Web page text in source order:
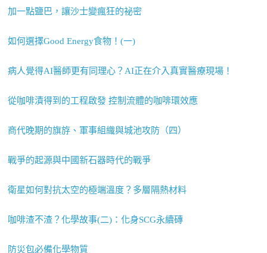
加一點鹽巴，讓沙士變瘋狂的祕密
如何選擇Good Energy食物！(一)
病人覺得AI醫師更有同理心？AI正在介入真實醫療現場！
從咖啡漬得到的工程啟發 控制流體的咖啡環效應
商代晚期的旗斿、軍事組織與城池攻防（四）
戰爭的起源與中國新石器時代的戰爭
衛星如何對抗太空的極端溫度？多層隔熱材料
咖啡渣不渣？化學故事(二)：化身SCG永續磚
防災包必備化學物質